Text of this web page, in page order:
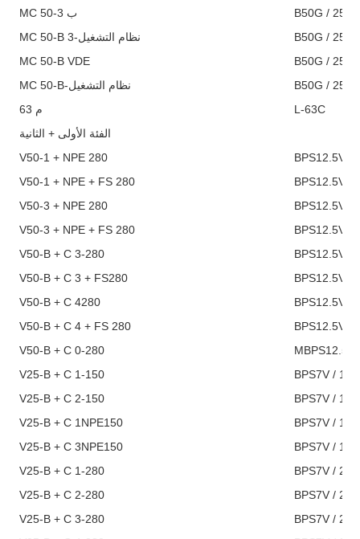
MC 50-ب 3
MC 50-B 3-نظام التشغيل
MC 50-B VDE
MC 50-B-نظام التشغيل
م 63
L-63C
الفئة الأولى + الثانية
V50-1 + NPE 280
V50-1 + NPE + FS 280
V50-3 + NPE 280
BPS12.5V /
V50-3 + NPE + FS 280
BPS12.5V /
V50-B + C 3-280
BPS12.5V /
V50-B + C 3 + FS280
BPS12.5V /
V50-B + C 4280
BPS12.5V /
V50-B + C 4 + FS 280
BPS12.5V /
V50-B + C 0-280
V25-B + C 1-150
BPS7V /
V25-B + C 2-150
BPS7V /
V25-B + C 1NPE150
BPS7V /
V25-B + C 3NPE150
BPS7V /
V25-B + C 1-280
BPS7V / 275
V25-B + C 2-280
BPS7V /
V25-B + C 3-280
BPS7V /